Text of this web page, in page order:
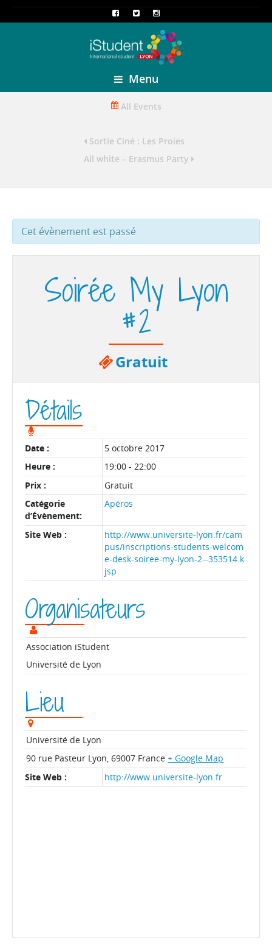
Menu
All Events
Sortie Ciné : Les Proies
All white – Erasmus Party
Cet évènement est passé
Soirée My Lyon
#2
Gratuit
Détails
Date :
5 octobre 2017
Heure :
19:00 - 22:00
Prix :
Gratuit
Catégorie
d’Évènement:
Apéros
Site Web :
http://www.universite-lyon.fr/cam
pus/inscriptions-students-welcom
e-desk-soiree-my-lyon-2--353514.k
jsp
Organisateurs
Association iStudent
Université de Lyon
Lieu
Université de Lyon
90 rue Pasteur Lyon, 69007 France + Google Map
Site Web :
http://www.universite-lyon.fr